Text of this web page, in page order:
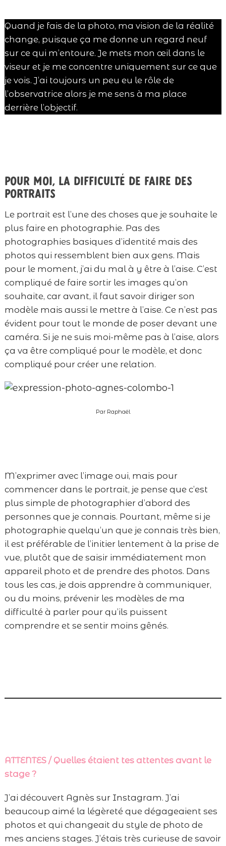
Quand je fais de la photo, ma vision de la réalité
change, puisque ça me donne un regard neuf
sur ce qui m’entoure. Je mets mon œil dans le
viseur et je me concentre uniquement sur ce que
je vois. J’ai toujours un peu eu le rôle de
l’observatrice alors je me sens à ma place
derrière l’objectif.
Pour moi, la difficulté de faire des
portraits
Le portrait est l’une des choses que je souhaite le
plus faire en photographie. Pas des
photographies basiques d’identité mais des
photos qui ressemblent bien aux gens. Mais
pour le moment, j’ai du mal à y être à l’aise. C’est
compliqué de faire sortir les images qu’on
souhaite, car avant, il faut savoir diriger son
modèle mais aussi le mettre à l’aise. Ce n’est pas
évident pour tout le monde de poser devant une
caméra. Si je ne suis moi-même pas à l’aise, alors
ça va être compliqué pour le modèle, et donc
compliqué pour créer une relation.
Par Raphaël
M’exprimer avec l’image oui, mais pour
commencer dans le portrait, je pense que c’est
plus simple de photographier d’abord des
personnes que je connais. Pourtant, même si je
photographie quelqu’un que je connais très bien,
il est préférable de l’initier lentement à la prise de
vue, plutôt que de saisir immédiatement mon
appareil photo et de prendre des photos. Dans
tous les cas, je dois apprendre à communiquer,
ou du moins, prévenir les modèles de ma
difficulté à parler pour qu’ils puissent
comprendre et se sentir moins gênés.
ATTENTES / Quelles étaient tes attentes avant le
stage ?
J’ai découvert Agnès sur Instagram. J’ai
beaucoup aimé la légèreté que dégageaient ses
photos et qui changeait du style de photo de
mes anciens stages. J’étais très curieuse de savoir